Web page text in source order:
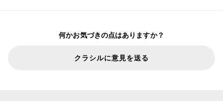
何かお気づきの点はありますか？
クラシルに意見を送る